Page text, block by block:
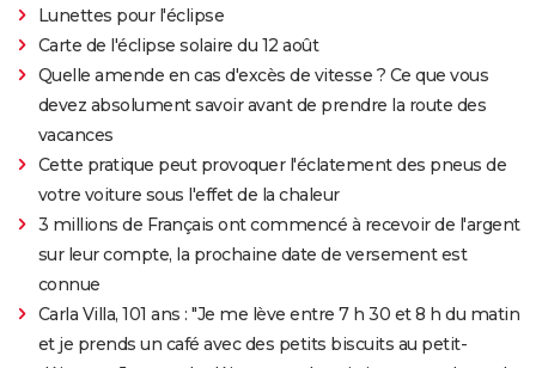
Lunettes pour l'éclipse
Carte de l'éclipse solaire du 12 août
Quelle amende en cas d'excès de vitesse ? Ce que vous
devez absolument savoir avant de prendre la route des
vacances
Cette pratique peut provoquer l'éclatement des pneus de
votre voiture sous l'effet de la chaleur
3 millions de Français ont commencé à recevoir de l'argent
sur leur compte, la prochaine date de versement est
connue
Carla Villa, 101 ans : "Je me lève entre 7 h 30 et 8 h du matin
et je prends un café avec des petits biscuits au petit-